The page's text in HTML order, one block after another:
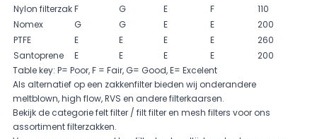
Nylon filterzakF G E F
110
Nomex
G G E E
200
PTFE
E E E E
260
Santoprene
E E E E
200
Table key: P= Poor, F = Fair, G= Good, E= Excelent
Als alternatief op een zakkenfilterbieden wij onderandere
meltblown, high flow,RVS en andere filterkaarsen.
Bekijk de categoriefelt filter / filt filteren mesh filters voor ons
assortiment filterzakken.